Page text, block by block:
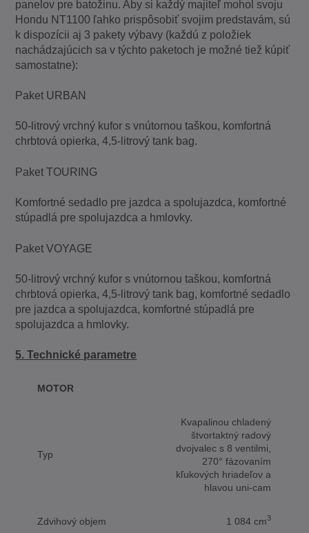
panelov pre batožinu. Aby si každý majiteľ mohol svoju
Hondu NT1100 ľahko prispôsobiť svojim predstavám, sú
k dispozícii aj 3 pakety výbavy (každú z položiek
nachádzajúcich sa v týchto paketoch je možné tiež kúpiť
samostatne):
Paket URBAN
50-litrový vrchný kufor s vnútornou taškou, komfortná
chrbtová opierka, 4,5-litrový tank bag.
Paket TOURING
Komfortné sedadlo pre jazdca a spolujazdca, komfortné
stúpadlá pre spolujazdca a hmlovky.
Paket VOYAGE
50-litrový vrchný kufor s vnútornou taškou, komfortná
chrbtová opierka, 4,5-litrový tank bag, komfortné sedadlo
pre jazdca a spolujazdca, komfortné stúpadlá pre
spolujazdca a hmlovky.
5. Technické parametre
MOTOR
Typ
Kvapalinou chladený
štvortaktný radový
dvojvalec s 8 ventilmi,
270° fázovaním
kľukových hriadeľov a
hlavou uni-cam
Zdvihový objem 1 084 cm3